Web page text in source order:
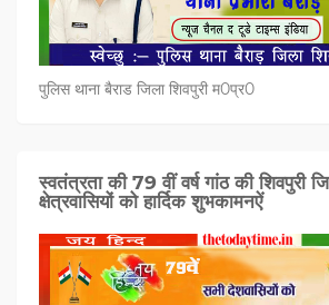
पुलिस थाना बैराड जिला शिवपुरी म0प्र0
स्वतंत्रता की 79 वीं वर्ष गांठ की शिवपुरी
क्षेत्रवासियों को हार्दिक शुभकामनऐं